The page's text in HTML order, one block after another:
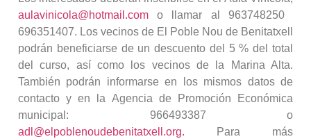
aulavinicola@hotmail.com o llamar al 963748250 
696351407. Los vecinos de El Poble Nou de Benitatxell
podrán beneficiarse de un descuento del 5 % del total
del curso, así como los vecinos de la Marina Alta.
También podrán informarse en los mismos datos de
contacto y en la Agencia de Promoción Económica
municipal: 966493387 o
adl@elpoblenoudebenitatxell.org. Para más